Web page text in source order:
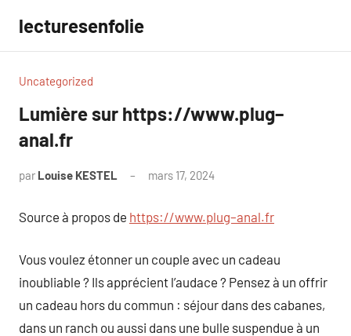
contenu
lecturesenfolie
Uncategorized
Lumière sur https://www.plug–
anal.fr
par Louise KESTEL mars 17, 2024
Source à propos de https://www.plug–anal.fr
Vous voulez étonner un couple avec un cadeau
inoubliable ? Ils apprécient l’audace ? Pensez à un offrir
un cadeau hors du commun : séjour dans des cabanes,
dans un ranch ou aussi dans une bulle suspendue à un